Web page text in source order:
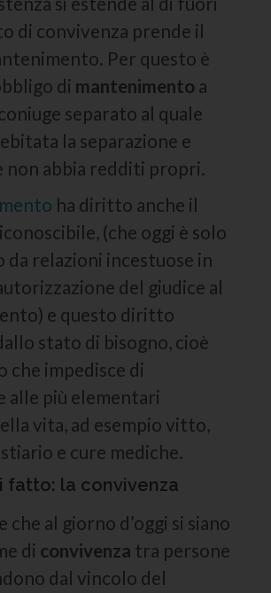
di convivenza prende il
Per questo è
di mantenimento a
separato al quale
la separazione e
non abbia redditi propri.
ha diritto anche il
(che oggi è solo
da relazioni incestuose in
del giudice al
e questo diritto
stato di bisogno, cioè
che impedisce di
alle più elementari
vita, ad esempio vitto,
e cure mediche.
fatto: la convivenza
che al giorno d’oggi si siano
di convivenza tra persone
dal vincolo del